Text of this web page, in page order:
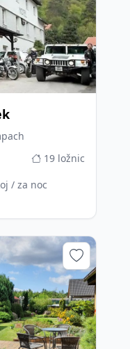
19 ložnic
/ za noc